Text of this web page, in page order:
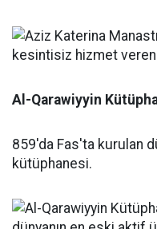
Al-Qarawiyyin
859'da Fas'ta kurulan
kütüphanesi.